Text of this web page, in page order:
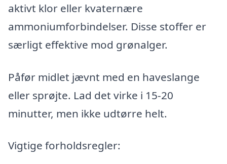
aktivt klor eller kvaternære
ammoniumforbindelser. Disse stoffer er
særligt effektive mod grønalger.
Påfør midlet jævnt med en haveslange
eller sprøjte. Lad det virke i 15-20
minutter, men ikke udtørre helt.
Vigtige forholdsregler: